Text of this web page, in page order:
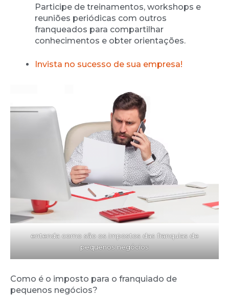
Participe de treinamentos, workshops e
reuniões periódicas com outros
franqueados para compartilhar
conhecimentos e obter orientações.
Invista no sucesso de sua empresa!
entenda como são os impostos das franquias de
pequenos negócios
Como é o imposto para o franquiado de
pequenos negócios?